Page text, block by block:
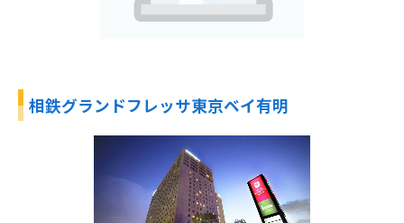
相鉄グランドフレッサ東京ベイ有明